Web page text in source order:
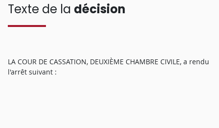
Texte de la décision
LA COUR DE CASSATION, DEUXIÈME CHAMBRE CIVILE, a rendu
l'arrêt suivant :